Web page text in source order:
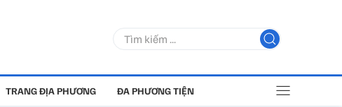
TRANG ĐỊA PHƯƠNG ĐA PHƯƠNG TIỆN